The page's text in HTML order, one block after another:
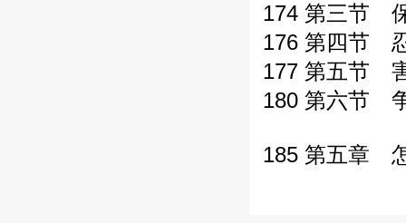
174 第三节
176 第四节
177 第五节
180 第六节 争
185 第五章